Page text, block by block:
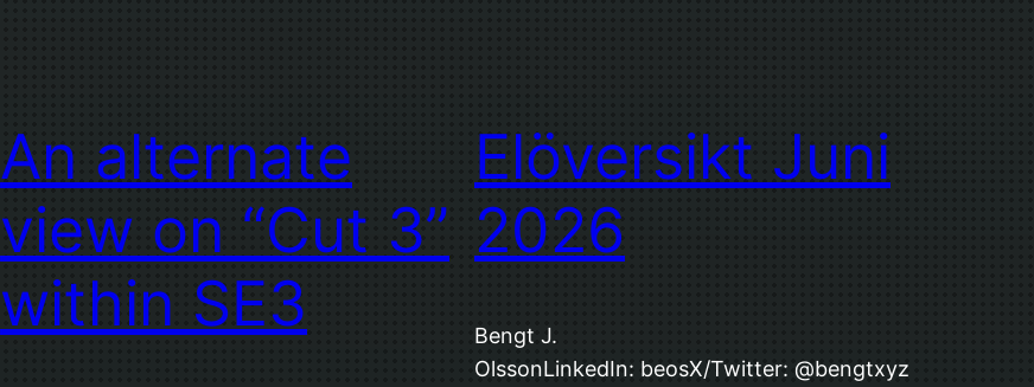
An alternate
view on “Cut 3”
within SE3
Elöversikt Juni
2026
Bengt J.
OlssonLinkedIn: beosX/Twitter: @bengtxyz